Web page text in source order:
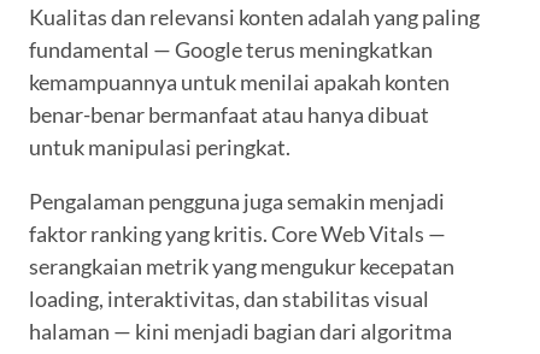
Kualitas dan relevansi konten adalah yang paling
fundamental — Google terus meningkatkan
kemampuannya untuk menilai apakah konten
benar-benar bermanfaat atau hanya dibuat
untuk manipulasi peringkat.
Pengalaman pengguna juga semakin menjadi
faktor ranking yang kritis. Core Web Vitals —
serangkaian metrik yang mengukur kecepatan
loading, interaktivitas, dan stabilitas visual
halaman — kini menjadi bagian dari algoritma